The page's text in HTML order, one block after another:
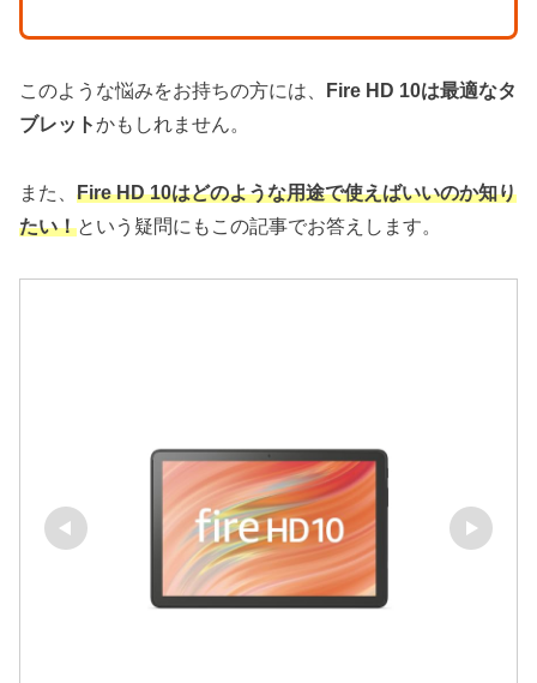
このような悩みをお持ちの方には、
Fire HD 10は最適なタ
ブレットかもしれません。
また、 Fire HD 10はどのような用途で使えばいいのか知り
たい！という疑問にもこの記事でお答えします。